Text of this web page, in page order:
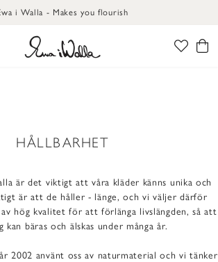
i Walla - Makes you flourish
HÅLLBARHET
är det viktigt att våra kläder känns unika och
är att de håller - länge, och vi väljer därför
hög kvalitet för att förlänga livslängden, så att
kan bäras och älskas under många år.
2002 använt oss av naturmaterial och vi tänker